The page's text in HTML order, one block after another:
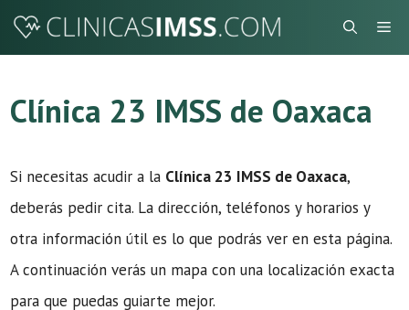
Saltar
Clínica 23 IMSS de Oaxaca
Si necesitas acudir a la Clínica 23 IMSS de Oaxaca,
deberás pedir cita. La dirección, teléfonos y horarios y
otra información útil es lo que podrás ver en esta página.
A continuación verás un mapa con una localización exacta
para que puedas guiarte mejor.